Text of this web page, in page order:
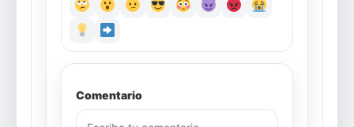
Comentario